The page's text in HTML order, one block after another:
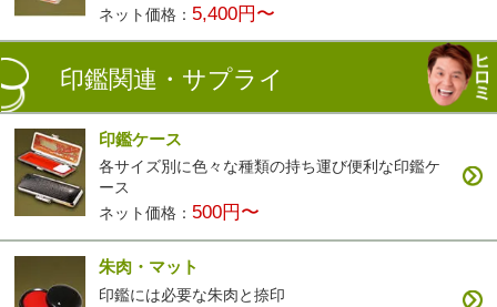
ネット価格： 5,400円〜
印鑑関連・サプライ
印鑑ケース
各サイズ別に色々な種類の持ち運び便利な印鑑ケ
ース
ネット価格： 500円〜
朱肉・マット
印鑑には必要な朱肉と捺印